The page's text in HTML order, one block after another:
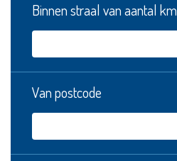
Binnen straal van aantal km
Van postcode